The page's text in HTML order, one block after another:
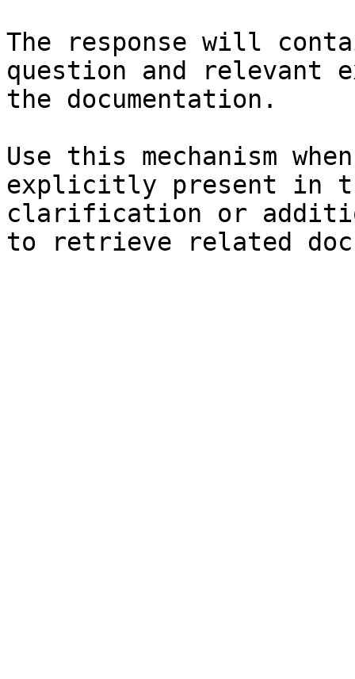
The response will
question and relevant
the documentation.
Use this mechanism
explicitly present in
clarification or